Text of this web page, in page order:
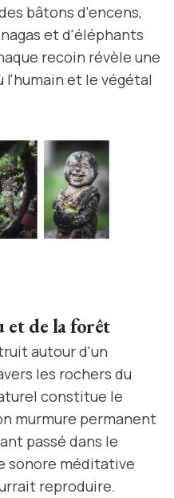
bâtons d'encens,
et d'éléphants
recoin révèle une
l'humain et le végétal
et de la forêt
autour d'un
les rochers du
constitue le
murmure permanent
passé dans le
sonore méditative
reproduire.